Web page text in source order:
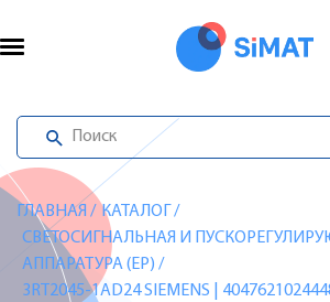
ГЛАВНАЯ / КАТАЛОГ /
СВЕТОСИГНАЛЬНАЯ И
АППАРАТУРА (EP) /
3RT2045-1AD24 SIEMENS |